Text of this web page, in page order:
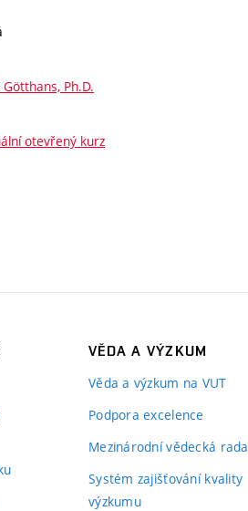
Ph.D.
otevřený kurz
VĚDA A VÝZKUM
Věda a výzkum na VUT
Podpora excelence
Mezinárodní vědecká rada
Systém zajišťování kvality
výzkumu